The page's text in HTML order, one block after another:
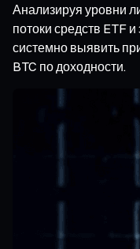
Анализируя уровни
потоки средств ETF
системно выявить
BTC по доходности.